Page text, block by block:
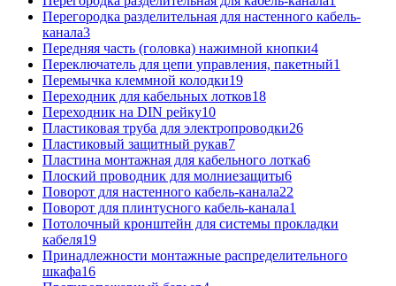
Перегородка разделительная для настенного кабель-
канала3
Передняя часть (головка) нажимной кнопки4
Переключатель для цепи управления, пакетный1
Перемычка клеммной колодки19
Переходник для кабельных лотков18
Переходник на DIN рейку10
Пластиковая труба для электропроводки26
Пластиковый защитный рукав7
Пластина монтажная для кабельного лотка6
Плоский проводник для молниезащиты6
Поворот для настенного кабель-канала22
Поворот для плинтусного кабель-канала1
Потолочный кронштейн для системы прокладки
кабеля19
Принадлежности монтажные распределительного
шкафа16